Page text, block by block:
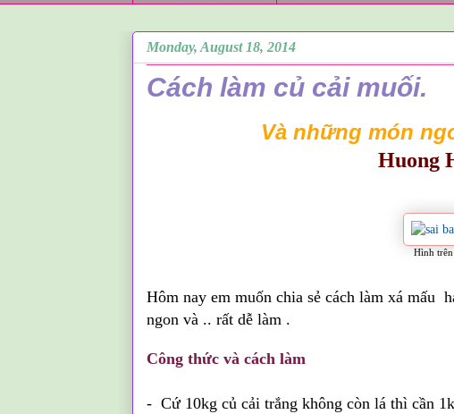
Monday, August 18, 2014
Cách làm củ cải muối.
Và những món
Huong
Hình
Hôm nay em muốn chia sẻ cách làm xá mấu
ngon và .. rất dễ làm .
Công thức và cách làm
- Cứ 10kg củ cải trắng không còn lá thì cần